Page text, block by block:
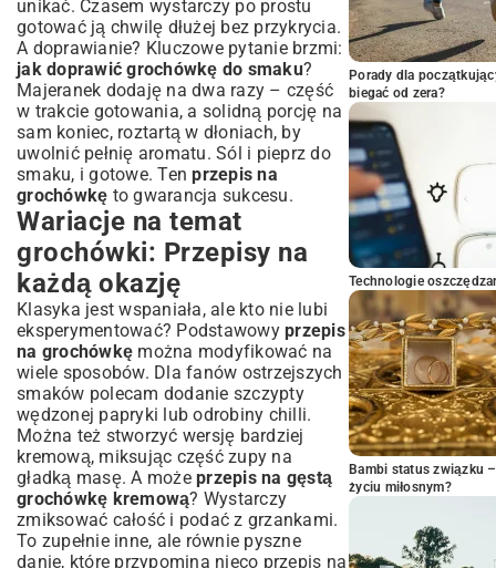
unikać. Czasem wystarczy po prostu
gotować ją chwilę dłużej bez przykrycia.
A doprawianie? Kluczowe pytanie brzmi:
jak doprawić grochówkę do smaku?
Majeranek dodaję na dwa razy – część
w trakcie gotowania, a solidną porcję na
sam koniec, roztartą w dłoniach, by
uwolnić pełnię aromatu. Sól i pieprz do
smaku, i gotowe. Tenprzepis na
grochówkę to gwarancja sukcesu.
Wariacje na temat
grochówki: Przepisy na
każdą okazję
Klasyka jest wspaniała, ale kto nie lubi
eksperymentować? Podstawowy przepis
na grochówkę można modyfikować na
wiele sposobów. Dla fanów ostrzejszych
smaków polecam dodanie szczypty
wędzonej papryki lub odrobiny chilli.
Można też stworzyć wersję bardziej
kremową, miksując część zupy na
gładką masę. A może przepis na gęstą
grochówkę kremową? Wystarczy
zmiksować całość i podać z grzankami.
To zupełnie inne, ale równie pyszne
danie, które przypomina nieco przepis na
Porady dla
biegać od zera?
Technologie
Bambi status związku
życiu miłosnym?